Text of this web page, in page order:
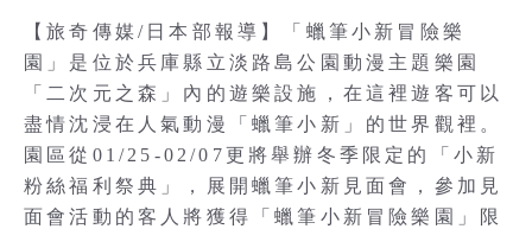
【旅奇傳媒/日本部報導】「蠟筆小新冒險樂
園」是位於兵庫縣立淡路島公園動漫主題樂園
「二次元之森」內的遊樂設施，在這裡遊客可以
盡情沈浸在人氣動漫「蠟筆小新」的世界觀裡。
園區從01/25-02/07更將舉辦冬季限定的「小新
粉絲福利祭典」，展開蠟筆小新見面會，參加見
面會活動的客人將獲得「蠟筆小新冒險樂園」限